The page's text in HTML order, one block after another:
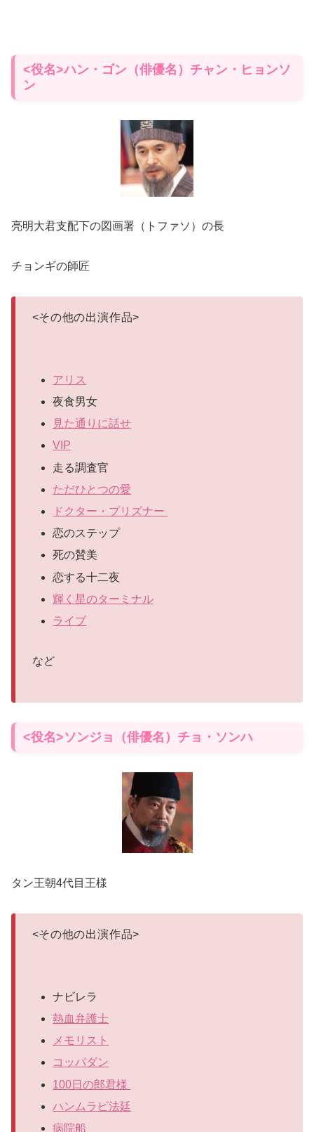
<役名>ハン・ゴン（俳優名）チャン・ヒョンソ
ン
亮明大君支配下の図画署（トファソ）の長
チョンギの師匠
<その他の出演作品>
アリス
夜食男女
見た通りに話せ
VIP
走る調査官
ただひとつの愛
ドクター・プリズナー
恋のステップ
死の賛美
恋する十二夜
輝く星のターミナル
ライブ
など
<役名>ソンジョ（俳優名）チョ・ソンハ
タン王朝4代目王様
<その他の出演作品>
ナビレラ
熱血弁護士
メモリスト
コッパダン
100日の郎君様
ハンムラビ法廷
病院船